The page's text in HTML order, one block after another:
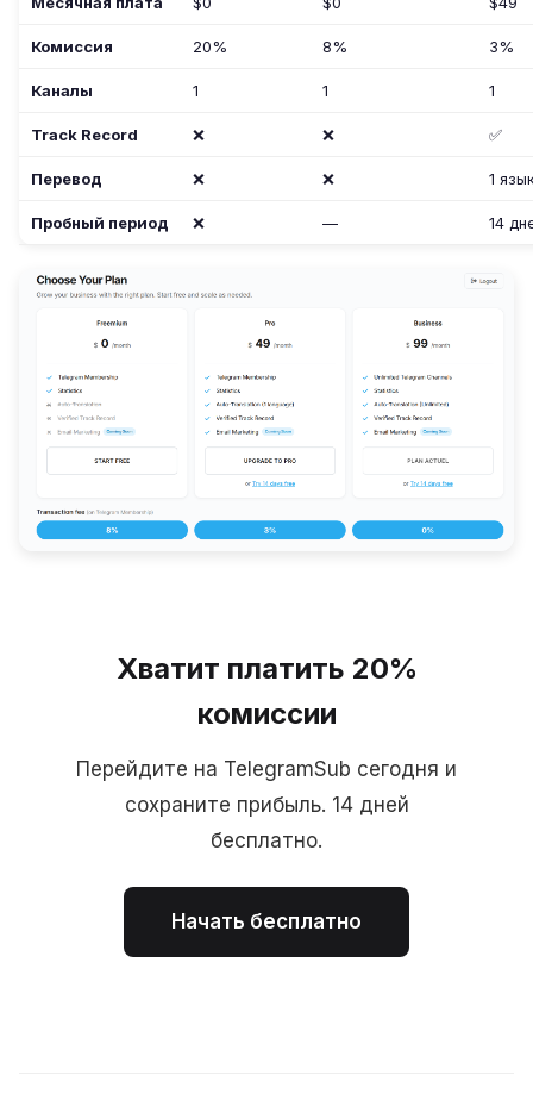
Комиссия 20% 8% 3%
Каналы 1 1 1
Track Record ❌ ❌ ✅
Перевод ❌ ❌ 1
Пробный период ❌ — 14
Хватит платить 20%
комиссии
Перейдите на TelegramSub сегодня и
сохраните прибыль. 14 дней
бесплатно.
Начать бесплатно